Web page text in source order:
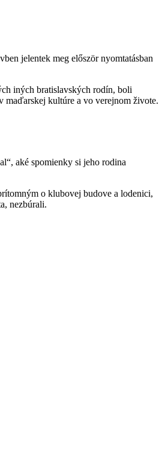
jelentek meg először nyomtatásban
iných bratislavských rodín, boli
kultúre a vo verejnom živote.
aké spomienky si jeho rodina
o klubovej budove a lodenici,
nezbúrali.